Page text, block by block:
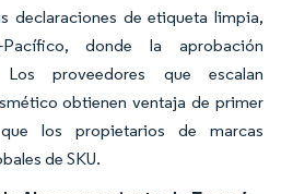
declaraciones de etiqueta limpia,
Pacífico, donde la aprobación
proveedores que escalan
obtienen ventaja de primer
los propietarios de marcas
de SKU.